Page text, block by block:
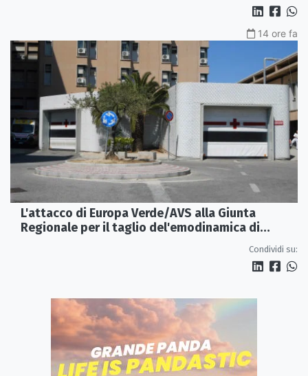
14 ore fa
L'attacco di Europa Verde/AVS alla Giunta
Regionale per il taglio del'emodinamica di
Condividi su: